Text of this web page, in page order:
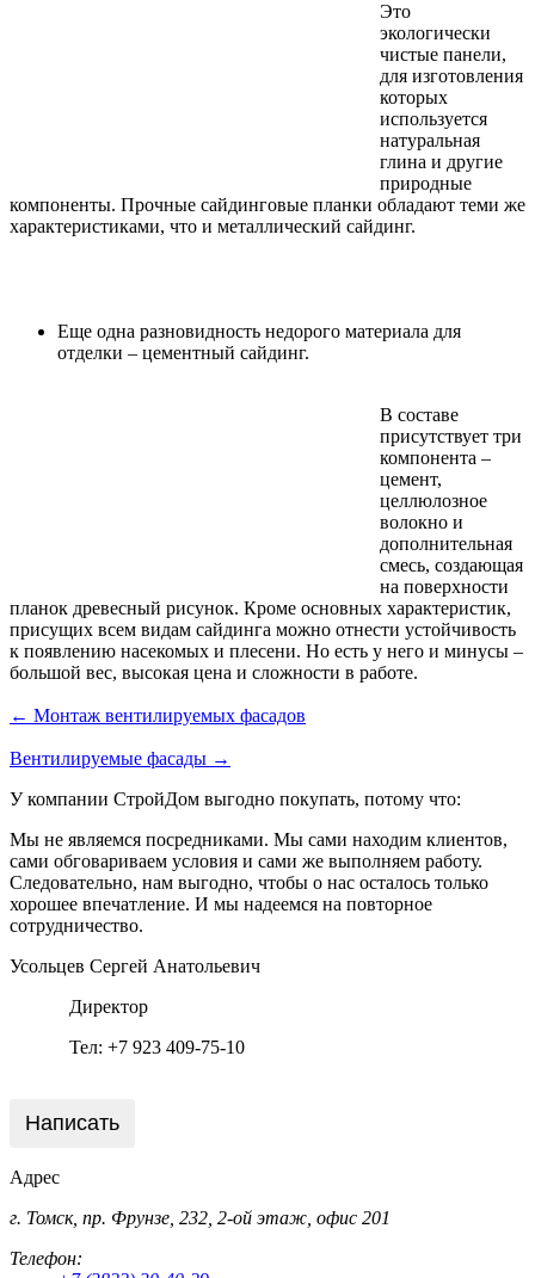
Это
экологически
чистые панели,
для изготовления
которых
используется
натуральная
глина и другие
природные
компоненты. Прочные сайдинговые планки обладают теми же
характеристиками, что и металлический сайдинг.
Еще одна разновидность недорого материала для
отделки – цементный сайдинг.
В составе
присутствует три
компонента –
цемент,
целлюлозное
волокно и
дополнительная
смесь, создающая
на поверхности
планок древесный рисунок. Кроме основных характеристик,
присущих всем видам сайдинга можно отнести устойчивость
к появлению насекомых и плесени. Но есть у него и минусы –
большой вес, высокая цена и сложности в работе.
← Монтаж вентилируемых фасадов
Вентилируемые фасады →
У компании СтройДом выгодно покупать, потому что:
Мы не являемся посредниками. Мы сами находим клиентов,
сами обговариваем условия и сами же выполняем работу.
Следовательно, нам выгодно, чтобы о нас осталось только
хорошее впечатление. И мы надеемся на повторное
сотрудничество.
Усольцев Сергей Анатольевич
Директор
Тел: +7 923 409-75-10
Написать
Адрес
г. Томск, пр. Фрунзе, 232, 2-ой этаж, офис 201
Телефон: